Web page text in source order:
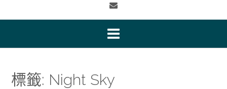
標籤: Night Sky